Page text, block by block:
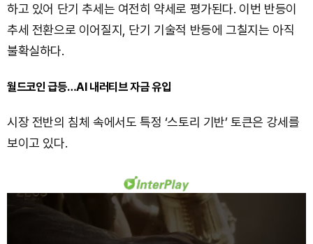
하고 있어 단기 추세는 여전히 약세로 평가된다. 이번 반등이
추세 전환으로 이어질지, 단기 기술적 반등에 그칠지는 아직
불확실하다.
월드코인 급등…AI 내러티브 자금 유입
시장 전반의 침체 속에서도 특정 ‘스토리 기반’ 토큰은 강세를
보이고 있다.